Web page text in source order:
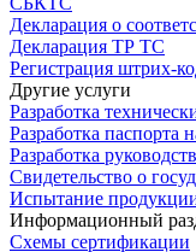
Декларация о
Декларация ТР ТС
Регистрация штрих-
Другие услуги
Разработка
Разработка паспорта
Разработка
Свидетельство о
Испытание
Информационный
Схемы сертификации